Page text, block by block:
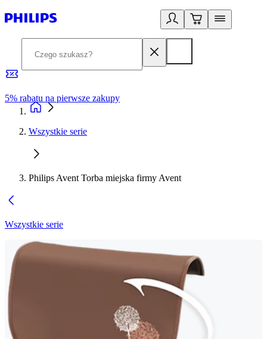
5% rabatu na pierwsze zakupy
Wszystkie serie
Philips Avent Torba miejska firmy Avent
Wszystkie serie